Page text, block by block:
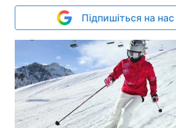
Підпишіться на